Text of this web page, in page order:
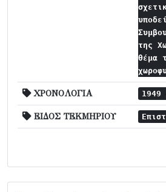
της
θέμα
ΧΡΟΝΟΛΟΓΙΑ 1949
ΕΙΔΟΣ ΤΕΚΜΗΡΙΟΥ